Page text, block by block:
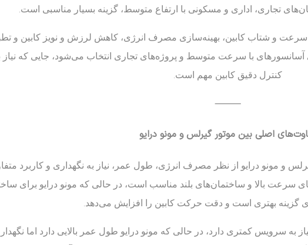
تجاری، اداری و مسکونی با ارتفاع متوسط، گزینه بسیار مناسبی است.
و شتاب کابین، بهینه‌سازی مصرف انرژی، کاهش لرزش و نویز کابین و
آسانسورهای با سرعت متوسط و پروژه‌های تجاری انتخاب می‌شود، جایی که
کنترل دقیق کابین مهم است.
⸻
اصلی بین موتور گیرلس و مونو درایو
و مونو درایو از نظر مصرف انرژی، طول عمر، نیاز به نگهداری و کاربرد
سرعت بالا و ساختمان‌های بلند مناسب است، در حالی که مونو درایو برای
گزینه بهتری است و دقت حرکت کابین را افزایش می‌دهد.
سرویس کمتری دارد، در حالی که مونو درایو طول عمر بالایی دارد اما